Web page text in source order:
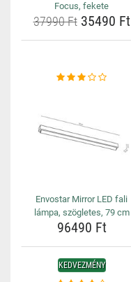
Focus, fekete
37990 Ft35490 Ft
Envostar Mirror LED fali
lámpa, szögletes, 79 cm
96490 Ft
KEDVEZMÉNY